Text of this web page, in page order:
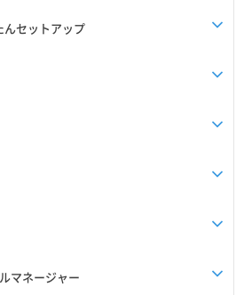
セットアップ
マネージャー